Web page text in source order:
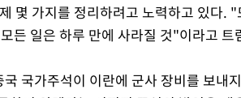
몇 가지를 정리하려고 노력하고 있다.
든 일은 하루 만에 사라질 것"이라고 트
국가주석이 이란에 군사 장비를 보내